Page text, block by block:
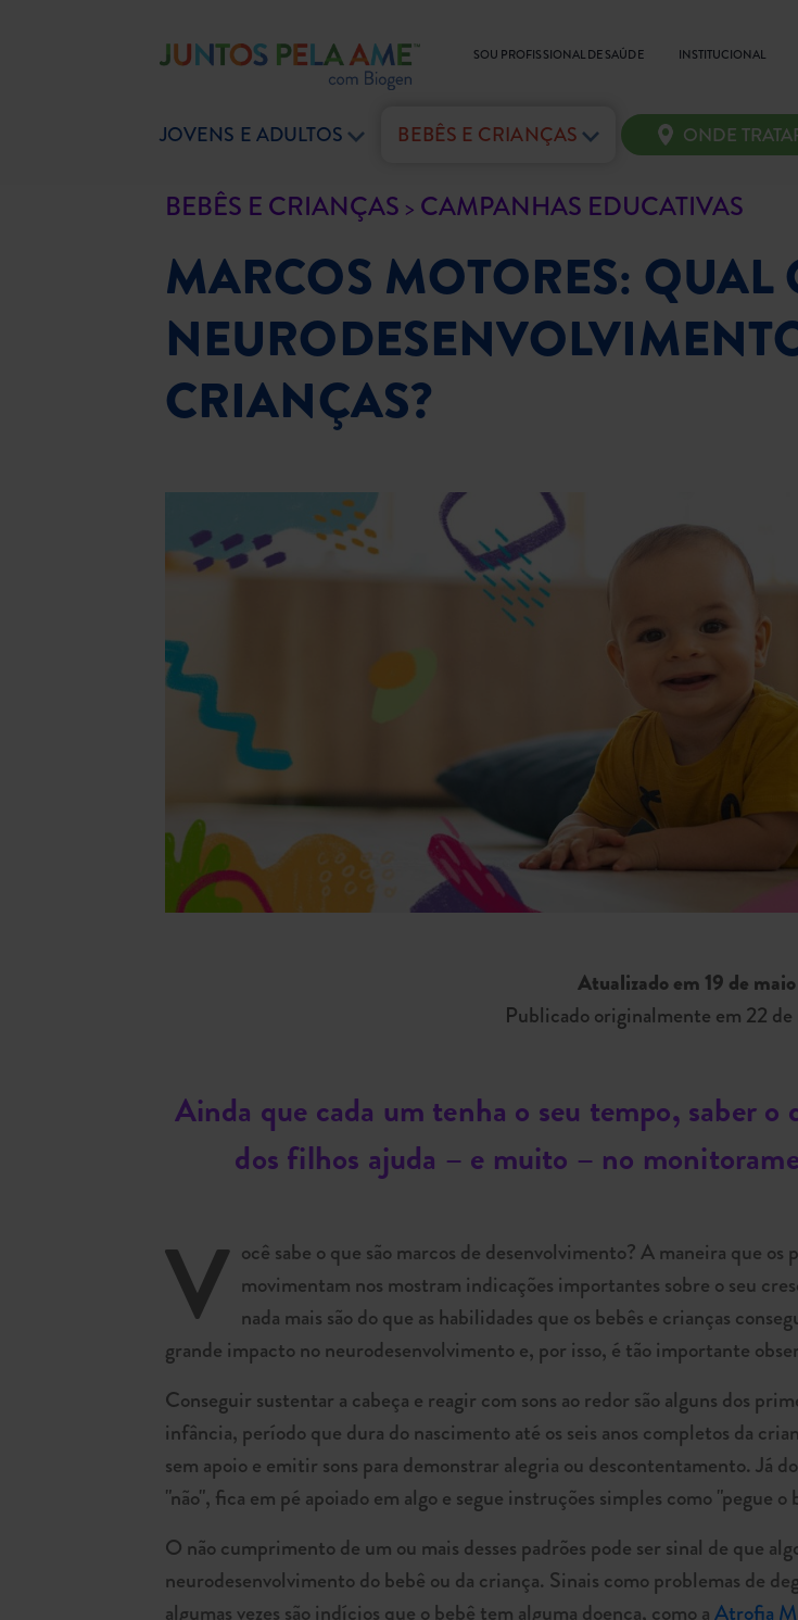
SOU PROFISSIONAL DE SAÚDE INSTITUCIONAL
JOVENS E ADULTOS BEBÊS E CRIANÇAS ONDE
BEBÊS E CRIANÇAS CAMPANHAS EDUCATIVAS
MARCOS MOTORES:
CRIANÇAS?
Atualizado em 19 de
Publicado originalmente em 22
Ainda que cada um tenha o seu tempo, saber o
dos filhos ajuda – e muito – no
V ocê sabe o que são marcos de desenvolvimento? A maneira que
movimentam nos mostram indicações importantes sobre o seu
nada mais são do que as habilidades que os bebês e crianças
grande impacto no neurodesenvolvimento e, por isso, é tão importante
Conseguir sustentar a cabeça e reagir com sons ao redor são alguns dos
infância, período que dura do nascimento até os seis anos completos da
sem apoio e emitir sons para demonstrar alegria ou descontentamento. Já
"não", fica em pé apoiado em algo e segue instruções simples como "pegue o
O não cumprimento de um ou mais desses padrões pode ser sinal de que
neurodesenvolvimento do bebê ou da criança. Sinais como problemas de
algumas vezes são indícios que o bebê tem alguma doença, como aAtrofia